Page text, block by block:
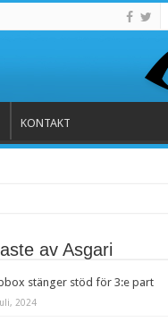
KONTAKT
av Asgari
stänger stöd för 3:e part
2024